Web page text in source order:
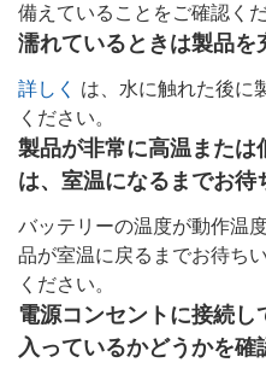
備えていることをご確認くだ
濡れているときは製品を
詳しく
は、水に触れた後に
ください。
製品が非常に高温また
は、室温になるまでお待
バッテリーの温度が動作温
品が室温に戻るまでお待ち
ください。
電源コンセントに接続
入っているかどうかを確